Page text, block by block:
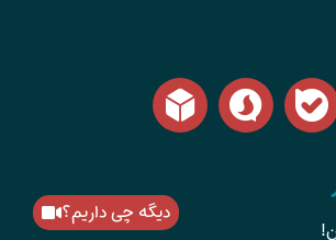
دیگه چی داریم؟